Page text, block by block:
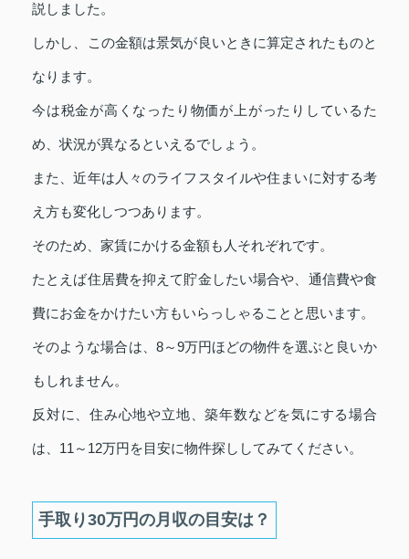
説しました。
しかし、この金額は景気が良いときに算定されたものと
なります。
今は税金が高くなったり物価が上がったりしているた
め、状況が異なるといえるでしょう。
また、近年は人々のライフスタイルや住まいに対する考
え方も変化しつつあります。
そのため、家賃にかける金額も人それぞれです。
たとえば住居費を抑えて貯金したい場合や、通信費や食
費にお金をかけたい方もいらっしゃることと思います。
そのような場合は、8～9万円ほどの物件を選ぶと良いか
もしれません。
反対に、住み心地や立地、築年数などを気にする場合
は、11～12万円を目安に物件探ししてみてください。
手取り30万円の月収の目安は？